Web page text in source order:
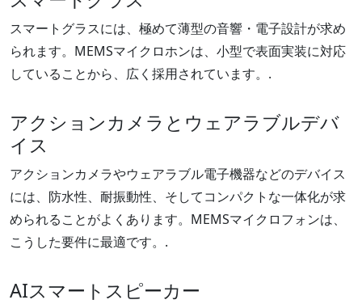
スマートグラスには、極めて薄型の音響・電子設計が求め
られます。MEMSマイクロホンは、小型で表面実装に対応
していることから、広く採用されています。.
アクションカメラとウェアラブルデバ
イス
アクションカメラやウェアラブル電子機器などのデバイス
には、防水性、耐振動性、そしてコンパクトな一体化が求
められることがよくあります。MEMSマイクロフォンは、
こうした要件に最適です。.
AIスマートスピーカー